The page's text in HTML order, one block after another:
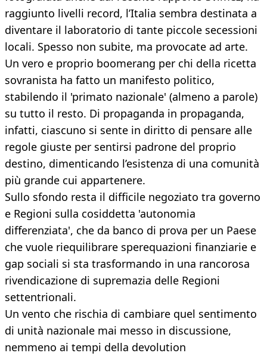
raggiunto livelli record, l’Italia sembra destinata a
diventare il laboratorio di tante piccole secessioni
locali. Spesso non subite, ma provocate ad arte.
Un vero e proprio boomerang per chi della ricetta
sovranista ha fatto un manifesto politico,
stabilendo il 'primato nazionale' (almeno a parole)
su tutto il resto. Di propaganda in propaganda,
infatti, ciascuno si sente in diritto di pensare alle
regole giuste per sentirsi padrone del proprio
destino, dimenticando l’esistenza di una comunità
più grande cui appartenere.
Sullo sfondo resta il difficile negoziato tra governo
e Regioni sulla cosiddetta 'autonomia
differenziata', che da banco di prova per un Paese
che vuole riequilibrare sperequazioni finanziarie e
gap sociali si sta trasformando in una rancorosa
rivendicazione di supremazia delle Regioni
settentrionali.
Un vento che rischia di cambiare quel sentimento
di unità nazionale mai messo in discussione,
nemmeno ai tempi della devolution